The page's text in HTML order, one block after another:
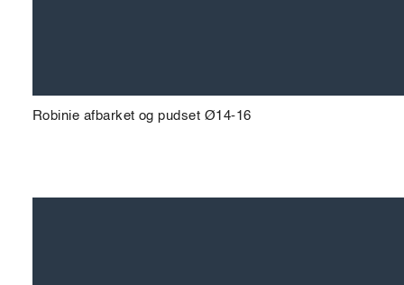
Robinie afbarket og pudset Ø14-16